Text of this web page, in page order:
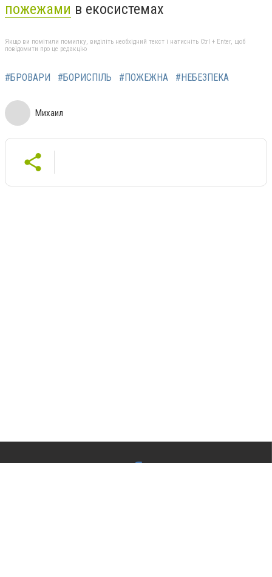
пожежами в екосистемах
Якщо ви помітили помилку, виділіть необхідний текст і натисніть Ctrl + Enter, щоб
повідомити про це редакцію
#БРОВАРИ #БОРИСПІЛЬ #ПОЖЕЖНА #НЕБЕЗПЕКА
Михаил